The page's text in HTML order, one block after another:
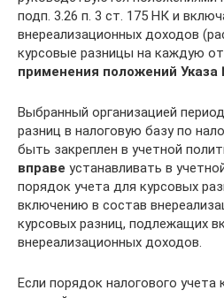
подп. 3.26 п. 3 ст. 175 НК и
внереализационных доходов
курсовые разницы на каждую
применения положений Указа
Выбранный организацией
разниц в налоговую базу по
быть закреплен в учетной
вправе устанавливать в
порядок учета для курсовых
включению в состав
курсовых разниц, подлежащих
внереализационных доходов.
Если порядок налогового учета